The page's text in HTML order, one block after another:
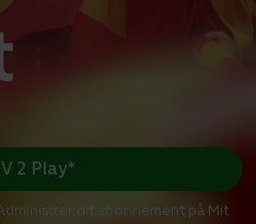
2 Play*
dit abonnement på Mit